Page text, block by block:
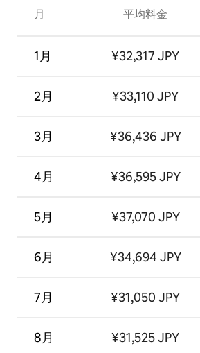
月
1月
2月
3月
4月
5月
6月
7月
8月
平均料金
¥32,317 JPY
¥33,110 JPY
¥36,436 JPY
¥36,595 JPY
¥37,070 JPY
¥34,694 JPY
¥31,050 JPY
¥31,525 JPY